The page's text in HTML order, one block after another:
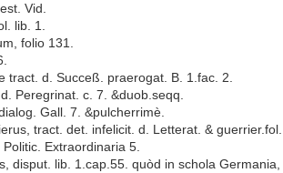
Vid.
lib. 1.
folio 131.
tract. d. Succeß. praerogat. B. 1.fac. 2.
Peregrinat. c. 7. &duob.seqq.
Gall. 7. &pulcherrimè.
tract. det. infelicit. d. Letterat. &
Extraordinaria 5.
disput. lib. 1.cap.55. quòd in schola